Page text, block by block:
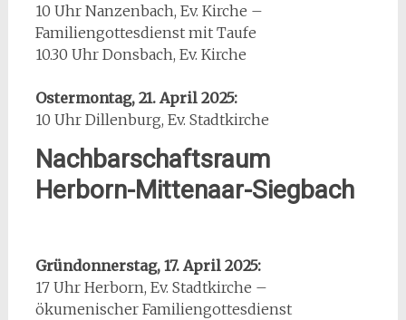
10 Uhr Nanzenbach, Ev. Kirche –
Familiengottesdienst mit Taufe
10.30 Uhr Donsbach, Ev. Kirche
Ostermontag, 21. April 2025:
10 Uhr Dillenburg, Ev. Stadtkirche
Nachbarschaftsraum
Herborn-Mittenaar-Siegbach
Gründonnerstag, 17. April 2025:
17 Uhr Herborn, Ev. Stadtkirche –
ökumenischer Familiengottesdienst